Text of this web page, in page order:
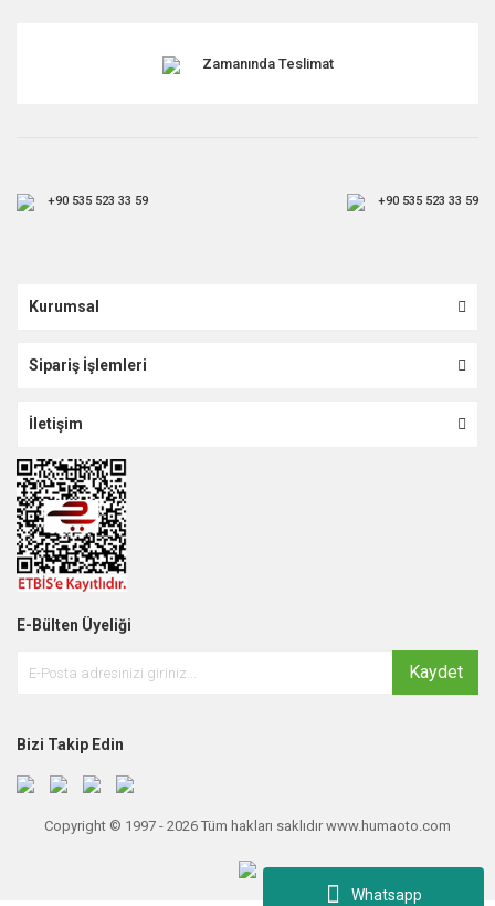
Whatsapp
Zamanında Teslimat
+90 535 523 33 59 +90 535 523 33 59
Kurumsal
Sipariş İşlemleri
İletişim
E-Bülten Üyeliği
Kaydet
Bizi Takip Edin
Copyright © 1997 - 2026 Tüm hakları saklıdır www.humaoto.com